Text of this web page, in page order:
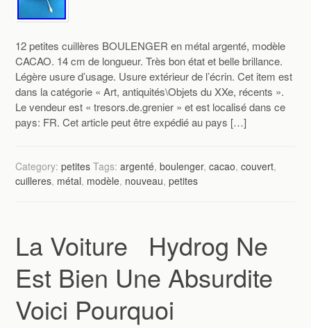
12 petites cuillères BOULENGER en métal argenté, modèle
CACAO. 14 cm de longueur. Très bon état et belle brillance.
Légère usure d’usage. Usure extérieur de l’écrin. Cet item est
dans la catégorie « Art, antiquités\Objets du XXe, récents ».
Le vendeur est « tresors.de.grenier » et est localisé dans ce
pays: FR. Cet article peut être expédié au pays […]
Category:petites Tags:argenté,boulenger,cacao,couvert,
cuilleres, métal, modèle, nouveau,petites
La Voiture Hydrog Ne
Est Bien Une Absurdite
Voici Pourquoi